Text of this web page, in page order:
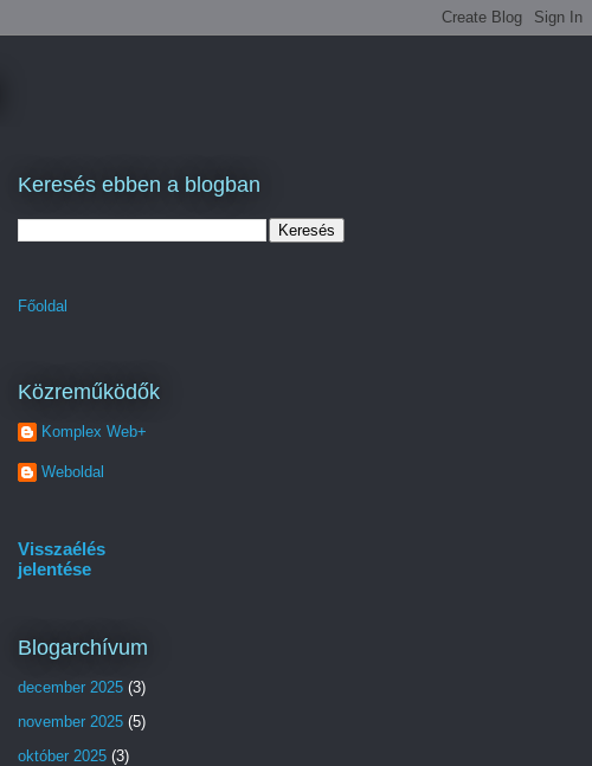
Keresés ebben a blogban
Főoldal
Közreműködők
Komplex Web+
Weboldal
Visszaélés
jelentése
Blogarchívum
december 2025 (3)
november 2025 (5)
október 2025 (3)